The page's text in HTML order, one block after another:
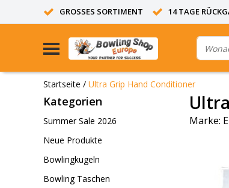
GROSSES SORTIMENT 14 TAGE
Startseite / Ultra Grip Hand Conditioner
Kategorien
Summer Sale 2026
Neue Produkte
Bowlingkugeln
Bowling Taschen
Marke: